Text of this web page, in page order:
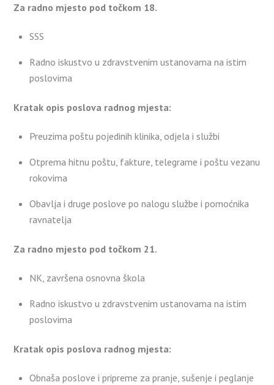
Za radno mjesto pod točkom 18.
SSS
Radno iskustvo u zdravstvenim ustanovama na istim
poslovima
Kratak opis poslova radnog mjesta:
Preuzima poštu pojedinih klinika, odjela i službi
Otprema hitnu poštu, fakture, telegrame i poštu vezanu
rokovima
Obavlja i druge poslove po nalogu službe i pomoćnika
ravnatelja
Za radno mjesto pod točkom 21.
NK, završena osnovna škola
Radno iskustvo u zdravstvenim ustanovama na istim
poslovima
Kratak opis poslova radnog mjesta:
Obnaša poslove i pripreme za pranje, sušenje i peglanje